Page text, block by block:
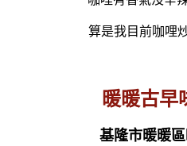
算是我目前咖哩
暖暖古早
基隆市暖暖